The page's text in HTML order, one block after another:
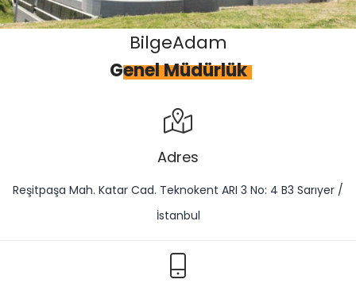
BilgeAdam
Genel Müdürlük
Adres
Reşitpaşa Mah. Katar Cad. Teknokent ARI 3 No: 4 B3 Sarıyer /
İstanbul